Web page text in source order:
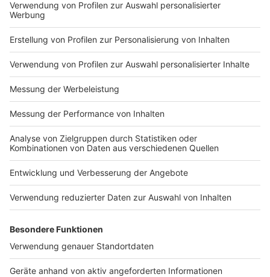
Anzeige
"Bunte Brücke" hilft belasteten Eltern
Anzeige
Eins der Projekte, mit denen der Kinderschutzbund
Rheine Hilfe anbietet ist die "Bunte Brücke", eine
offene Sprechstunde für Eltern aus Rheine mit Kindern
im Grundschulalter oder auch kurz vor der Einschulung.
Sie haben die Möglichkeit, sich für ein unverbindliches
05971/914390 oder per E-Mail an
vertraulich und auf Wunsch anonym. Jeden Dienstag
von 10-12 Uhr sind über Zoom Mitarbeiter:innen des
Kinderschutzbundes erreichbar. Zur Vermeidung von